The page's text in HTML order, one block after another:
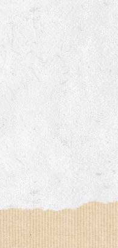
Le YOGA ou le
Un ATELIER
La RANDONNEE
Et d’autres
la LPO, géobiologie…